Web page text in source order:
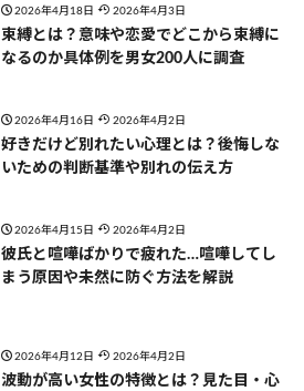
2026年4月18日 2026年4月3日
束縛とは？意味や恋愛でどこから束縛に
なるのか具体例を男女200人に調査
2026年4月16日 2026年4月2日
好きだけど別れたい心理とは？後悔しな
いための判断基準や別れの伝え方
2026年4月15日 2026年4月2日
彼氏と喧嘩ばかりで疲れた…喧嘩してし
まう原因や未然に防ぐ方法を解説
2026年4月12日 2026年4月2日
波動が高い女性の特徴とは？見た目・心